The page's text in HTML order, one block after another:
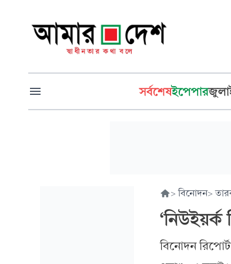
সর্বশেষইপেপার
> বিনোদন>
‘নিউইয়র্ক
বিনোদন